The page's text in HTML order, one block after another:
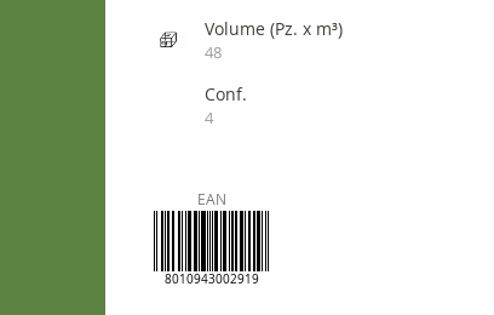
Volume (Pz. x m³)
48
Conf.
4
EAN
8010943002919